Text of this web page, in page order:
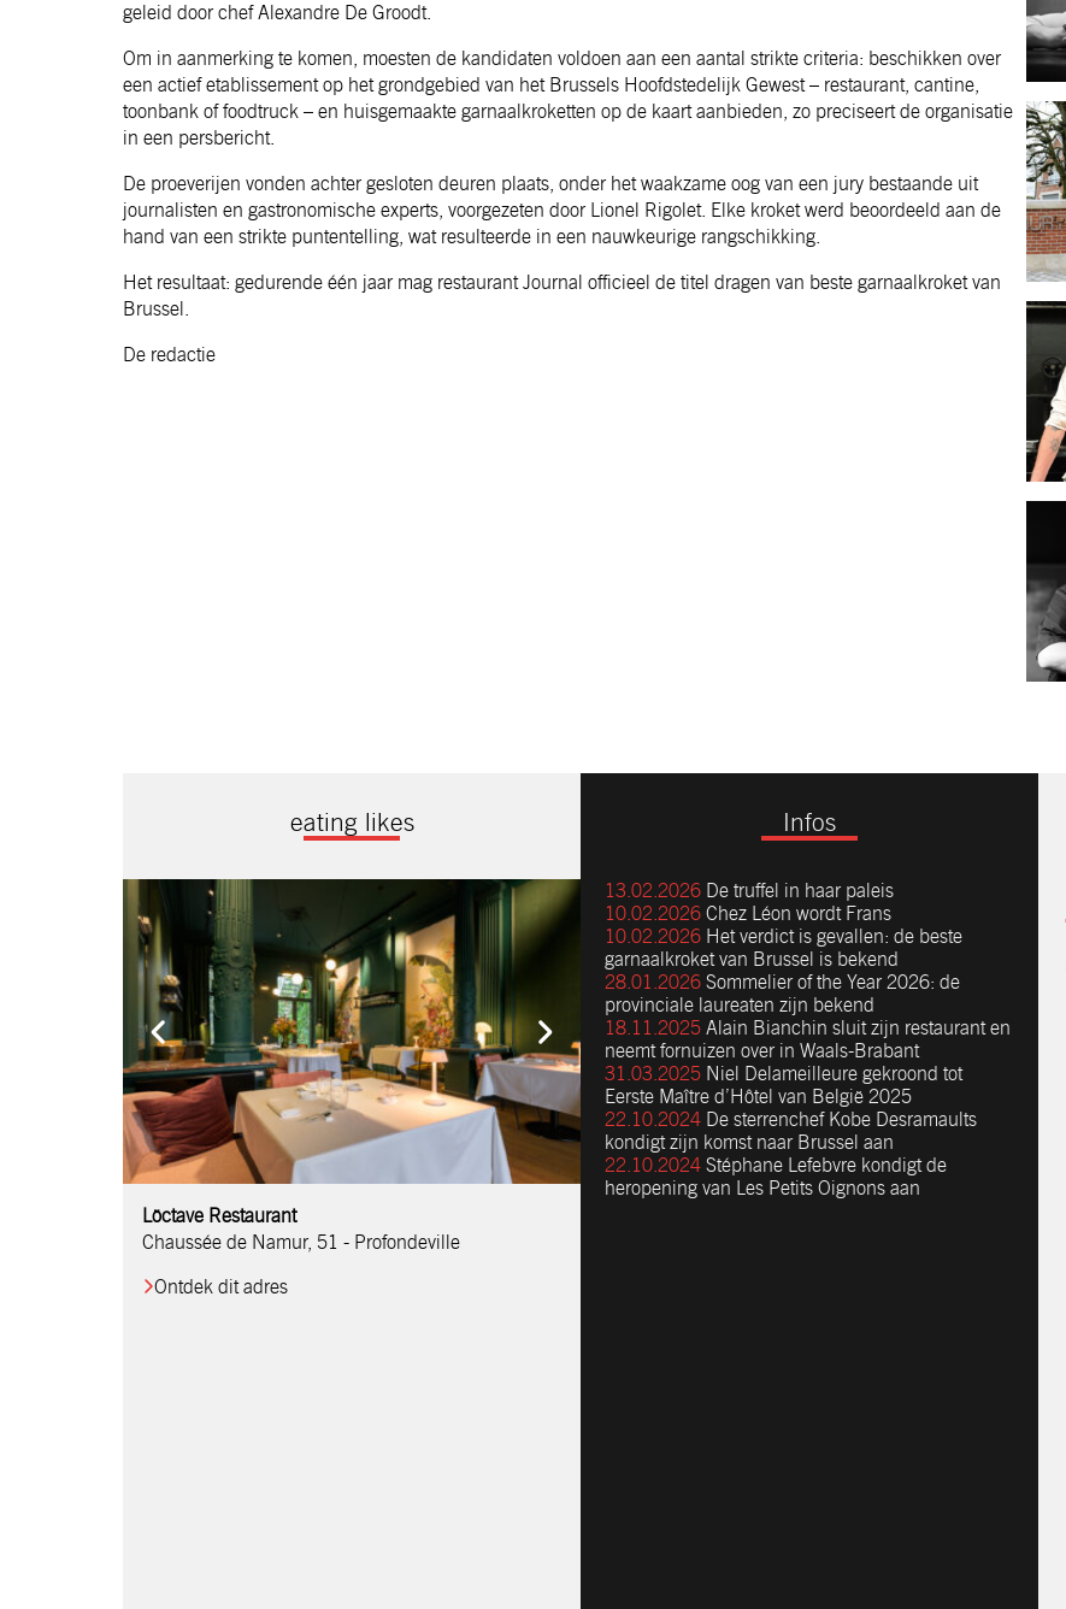
geleid door chef Alexandre De Groodt.
Om in aanmerking te komen, moesten de kandidaten voldoen aan een aantal strikte criteria: beschikken over
een actief etablissement op het grondgebied van het Brussels Hoofdstedelijk Gewest – restaurant, cantine,
toonbank of foodtruck – en huisgemaakte garnaalkroketten op de kaart aanbieden, zo preciseert de organisatie
in een persbericht.
De proeverijen vonden achter gesloten deuren plaats, onder het waakzame oog van een jury bestaande uit
journalisten en gastronomische experts, voorgezeten door Lionel Rigolet. Elke kroket werd beoordeeld aan de
hand van een strikte puntentelling, wat resulteerde in een nauwkeurige rangschikking.
Het resultaat: gedurende één jaar mag restaurant Journal officieel de titel dragen van beste garnaalkroket van
Brussel.
De redactie
eating likes
Bistrot Blaise
Löctave Restaurant
Chaussée de Namur, 51 - Profondeville
Ontdek dit adres
Restaurant Arden
Enishi by Toshiro
Stirwen
Infos
13.02.2026 De truffel in haar paleis
10.02.2026 Chez Léon wordt Frans
10.02.2026 Het verdict is gevallen: de beste
garnaalkroket van Brussel is bekend
28.01.2026 Sommelier of the Year 2026: de
provinciale laureaten zijn bekend
18.11.2025 Alain Bianchin sluit zijn restaurant en
neemt fornuizen over in Waals-Brabant
31.03.2025 Niel Delameilleure gekroond tot
Eerste Maître d’Hôtel van België 2025
22.10.2024 De sterrenchef Kobe Desramaults
kondigt zijn komst naar Brussel aan
22.10.2024 Stéphane Lefebvre kondigt de
heropening van Les Petits Oignons aan